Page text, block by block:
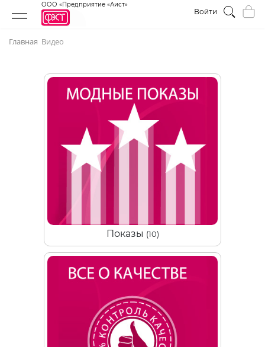
ООО «Предприятие «Аист»
Войти
Главная Видео
Показы (10)